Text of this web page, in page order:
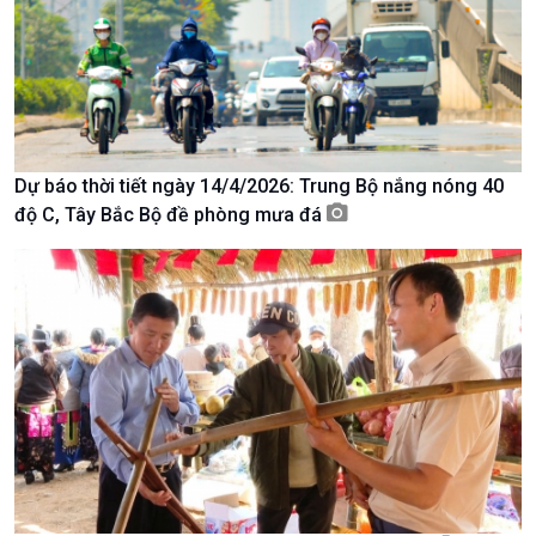
Xã hội
Tin Đời sống & Xã hội
360 độ Sức khỏe
Chuyển đổi Xanh
Tài nguyên và Môi trường
Khoa học & Công nghệ
Tin Khoa học & Công nghệ
Kết nối công nghệ
Sống chung với biến đổi
khí hậu
Dự báo thời tiết ngày 14/4/2026: Trung Bộ nắng nóng 40
độ C, Tây Bắc Bộ đề phòng mưa đá